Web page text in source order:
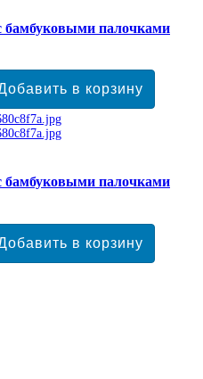
бамбуковыми палочками
бамбуковыми палочками